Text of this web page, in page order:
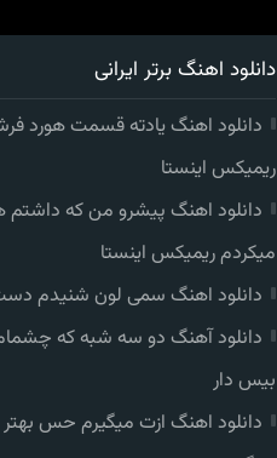
دانلود اهنگ برتر ایرانی
دانلود اهنگ یادته قسمت هورد
ریمیکس اینستا
دانلود اهنگ پیشرو من که
میکردم ریمیکس اینستا
دانلود اهنگ سمی لون شنیدم
دانلود آهنگ دو سه شبه که
بیس دار
دانلود اهنگ ازت میگیرم حس